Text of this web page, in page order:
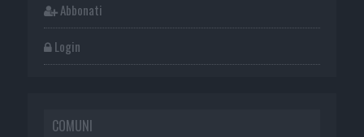
Abbonati
Login
COMUNI